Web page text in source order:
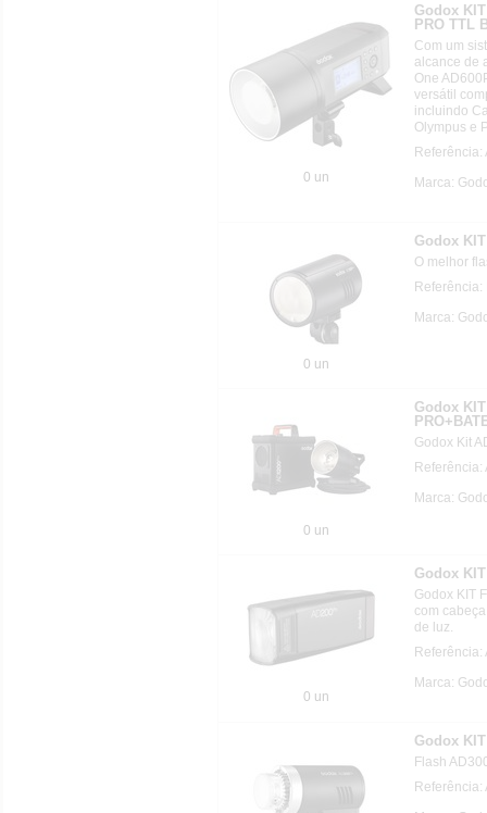
0 un
Godox
PRO TTL
Com um
alcance de
One
versátil
incluindo
Olympus e
Referência:
Marca:
0 un
Godox
O melhor
Marca:
0 un
Godox
Godox Kit
Referência:
Marca:
0 un
Godox
Godox KIT
com
de luz.
Referência:
Marca:
Godox
Flash
Referência: